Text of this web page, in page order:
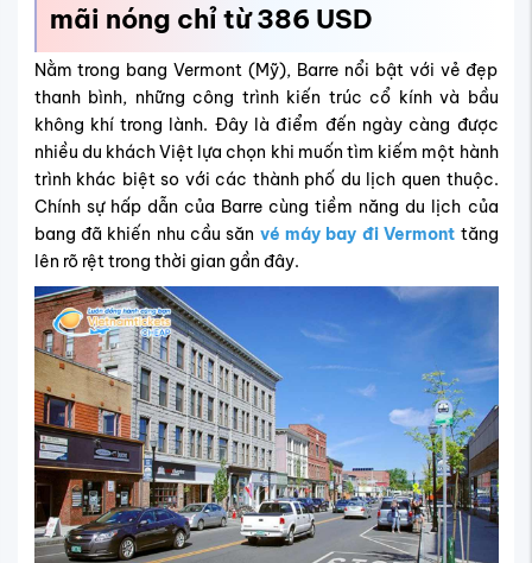
mãi nóng chỉ từ 386 USD
Nằm trong bang Vermont (Mỹ), Barre nổi bật với vẻ đẹp
thanh bình, những công trình kiến trúc cổ kính và bầu
không khí trong lành. Đây là điểm đến ngày càng được
nhiều du khách Việt lựa chọn khi muốn tìm kiếm một hành
trình khác biệt so với các thành phố du lịch quen thuộc.
Chính sự hấp dẫn của Barre cùng tiềm năng du lịch của
bang đã khiến nhu cầu săn vé máy bay đi Vermont tăng
lên rõ rệt trong thời gian gần đây.